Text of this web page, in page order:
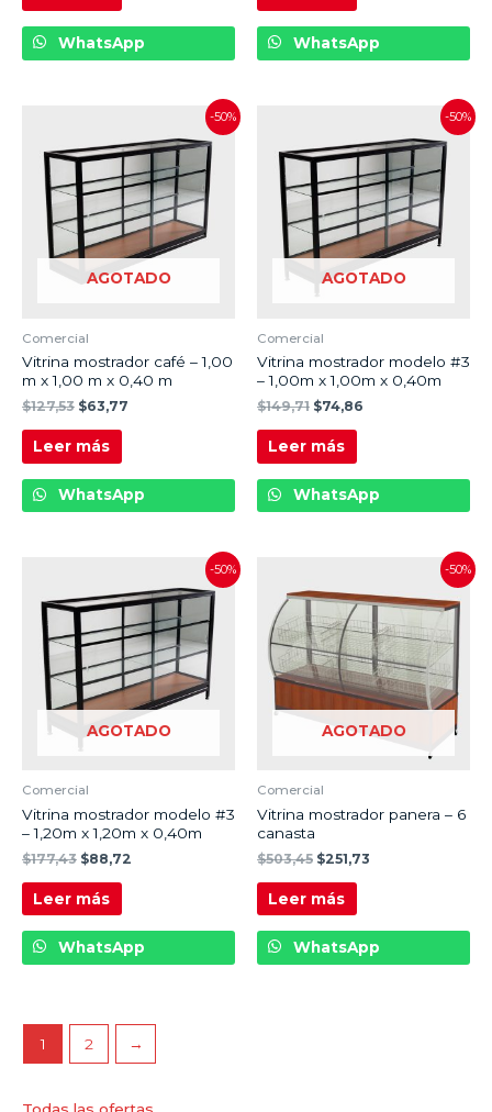
WhatsApp WhatsApp
-50%
AGOTADO
Comercial
Vitrina mostrador café – 1,00
m x 1,00 m x 0,40 m
$127,53 $63,77
Leer más
WhatsApp
-50%
AGOTADO
Comercial
Vitrina mostrador modelo #3
– 1,00m x 1,00m x 0,40m
$149,71 $74,86
Leer más
WhatsApp
-50%
AGOTADO
Comercial
Vitrina mostrador modelo #3
– 1,20m x 1,20m x 0,40m
$177,43 $88,72
Leer más
WhatsApp
-50%
AGOTADO
Comercial
Vitrina mostrador panera – 6
canasta
$503,45 $251,73
Leer más
WhatsApp
1 2 →